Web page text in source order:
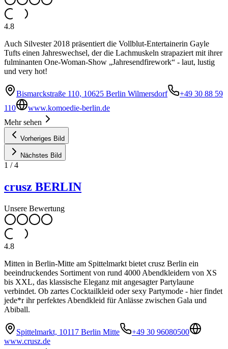
4.8
Auch Silvester 2018 präsentiert die Vollblut-Entertainerin Gayle
Tufts einen Jahreswechsel, der die Lachmuskeln strapaziert mit ihrer
fulminanten One-Woman-Show „Jahresendfirework“ - laut, lustig
und very hot!
Bismarckstraße 110, 10625 Berlin Wilmersdorf
+49 30 88 59
110
www.komoedie-berlin.de
Mehr sehen
Vorheriges Bild
Nächstes Bild
1 /4
crusz BERLIN
Unsere Bewertung
4.8
Mitten in Berlin-Mitte am Spittelmarkt bietet crusz Berlin ein
beeindruckendes Sortiment von rund 4000 Abendkleidern von XS
bis XXL, das klassische Eleganz mit angesagter Partylaune
verbindet. Ob zartes Cocktailkleid oder sexy Partymode - hier findet
jede*r ihr perfektes Abendkleid für Anlässe zwischen Gala und
Abiball.
Spittelmarkt, 10117 Berlin Mitte
+49 30 96080500
www.crusz.de